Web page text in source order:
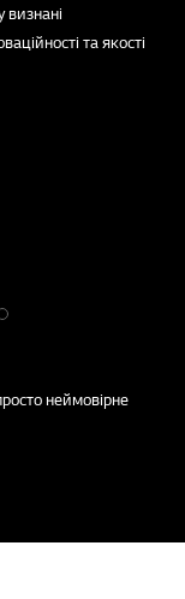
визнані
та якості
неймовірне